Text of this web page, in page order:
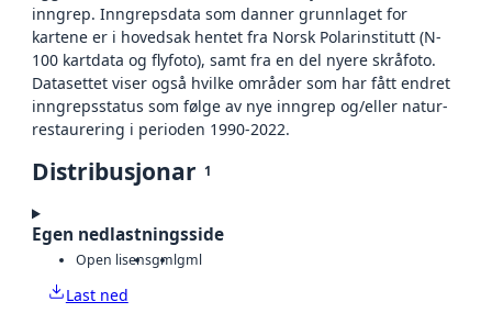
inngrep. Inngrepsdata som danner grunnlaget for
kartene er i hovedsak hentet fra Norsk Polarinstitutt (N-
100 kartdata og flyfoto), samt fra en del nyere skråfoto.
Datasettet viser også hvilke områder som har fått endret
inngrepsstatus som følge av nye inngrep og/eller natur-
restaurering i perioden 1990-2022.
Distribusjonar 1
Egen nedlastningsside
Open lisensgmlgml
Last ned